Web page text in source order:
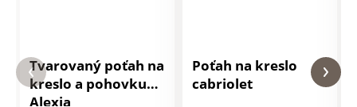
Tvarovaný poťah na
kreslo a pohovku
Alexia
Poťah na kreslo
cabriolet